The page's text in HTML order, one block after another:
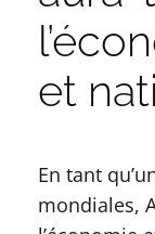
et
En tant
mondiales,